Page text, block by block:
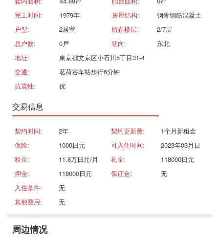
完工时间:
1979年 房屋结构:
钢骨钢筋混凝土
户型:
2居室 所在楼层:
2/7层
总户数:
0戸 朝向:
东北
地址:
東京都文京区小石川5丁目31-4
交通:
茗荷谷车站步行6分钟
抗震性:
优
交易信息
契约时间: 2年 契约更新费:
1个月新租金
保险:
1000日元 可入住时间:
2023年03月日
租金:
11.8万日元/月 礼金:
118000日元
押金:
118000日元 保证金:
无
入住条件:
无
其他费用:
无
周边情况